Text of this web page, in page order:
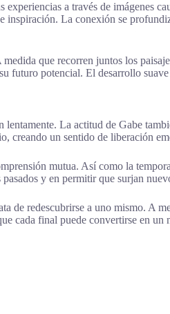
a través de imágenes
inspiración. La conexión se
que recorren juntos los
potencial. El desarrollo
La actitud de Gabe
creando un sentido de liberación
mutua. Así como la
y en permitir que surjan
de redescubrirse a uno mismo. A
cada final puede convertirse en